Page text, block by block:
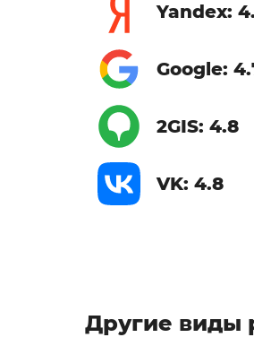
Yandex:
Google:
2GIS: 4.8
VK: 4.8
Другие виды